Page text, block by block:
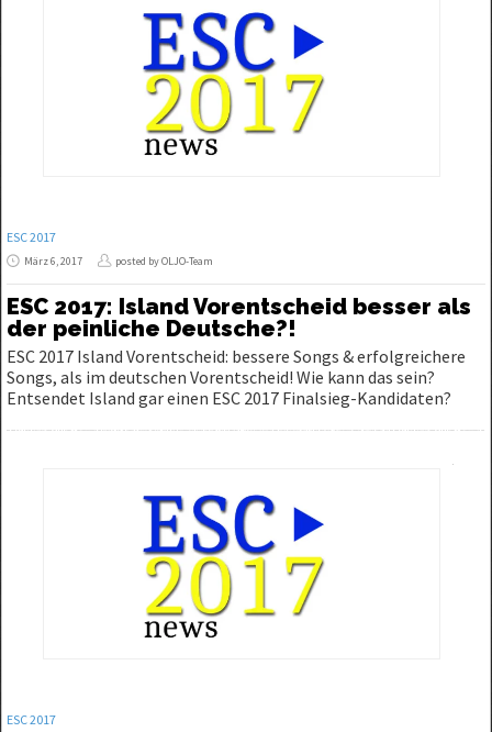
ESC 2017
März 6, 2017 posted by OLJO-Team
ESC 2017: Island Vorentscheid besser als
der peinliche Deutsche?!
ESC 2017 Island Vorentscheid: bessere Songs & erfolgreichere
Songs, als im deutschen Vorentscheid! Wie kann das sein?
Entsendet Island gar einen ESC 2017 Finalsieg-Kandidaten?
ESC 2017